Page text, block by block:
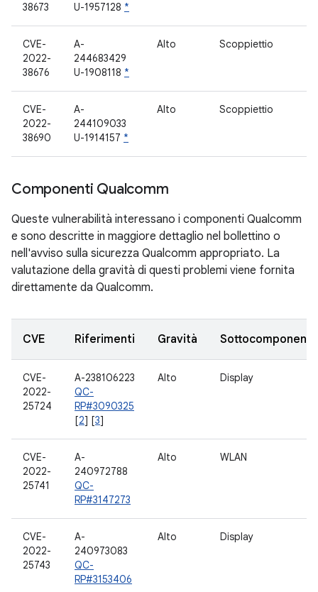
38673
U-1957128 *
CVE-
2022-
38676
A-
244683429
U-1908118 *
Alto Scoppiettio
CVE-
2022-
38690
A-
244109033
U-1914157 *
Alto Scoppiettio
Componenti Qualcomm
Queste vulnerabilità interessano i componenti Qualcomm
e sono descritte in maggiore dettaglio nel bollettino o
nell'avviso sulla sicurezza Qualcomm appropriato. La
valutazione della gravità di questi problemi viene fornita
direttamente da Qualcomm.
CVE Riferimenti Gravità Sottocomponente
CVE-
2022-
25724
A-238106223
QC-
RP#3090325
[2] [3]
Alto Display
CVE-
2022-
25741
A-
240972788
QC-
RP#3147273
Alto WLAN
CVE-
2022-
25743
A-
240973083
QC-
RP#3153406
Alto Display